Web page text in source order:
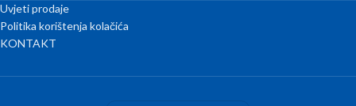
Uvjeti prodaje
Politika korištenja kolačića
KONTAKT